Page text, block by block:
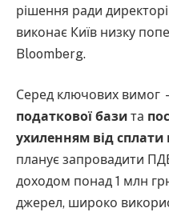
рішення ради
виконає Київ низку
Bloomberg.
Серед ключових вимог
податкової бази та
ухиленням від сплати
планує запровадити
доходом понад 1 млн
джерел, широко